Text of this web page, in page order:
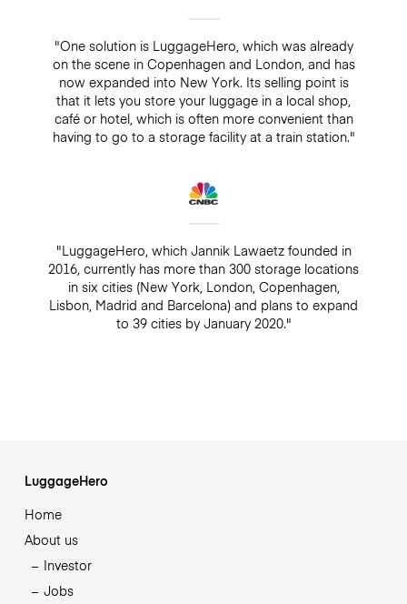
"One solution is LuggageHero, which was already
on the scene in Copenhagen and London, and has
now expanded into New York. Its selling point is
that it lets you store your luggage in a local shop,
café or hotel, which is often more convenient than
having to go to a storage facility at a train station."
"LuggageHero, which Jannik Lawaetz founded in
2016, currently has more than 300 storage locations
in six cities (New York, London, Copenhagen,
Lisbon, Madrid and Barcelona) and plans to expand
to 39 cities by January 2020."
LuggageHero
Home
About us
Investor
Jobs